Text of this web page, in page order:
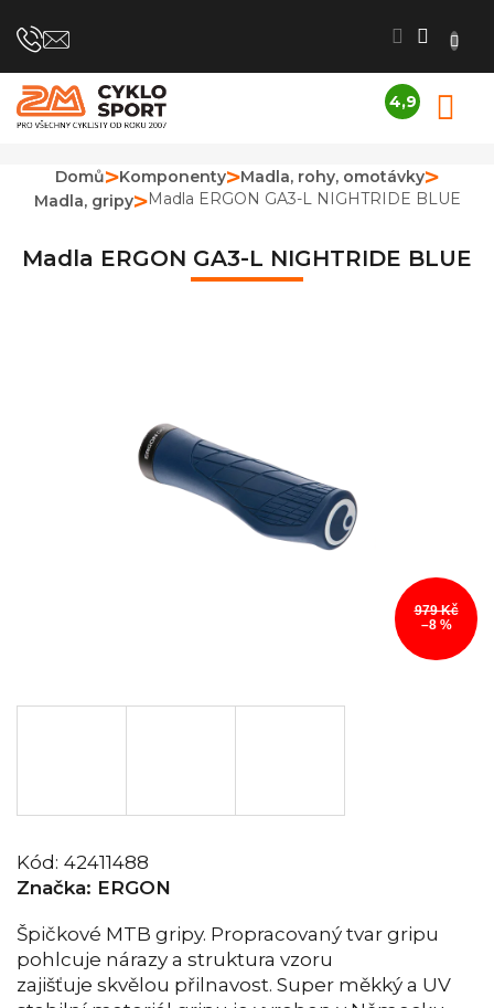
na
4,9
obchodu
je
4,9
hvězdiček.
Domů Komponenty
Madla, rohy, omotávky
Madla, gripy
Madla ERGON GA3-L NIGHTRIDE BLUE
Madla ERGON GA3-L NIGHTRIDE BLUE
979 Kč
–8 %
Kód: 42411488
Značka: ERGON
Špičkové MTB gripy. Propracovaný tvar gripu
pohlcuje nárazy a struktura vzoru
zajišťuje skvělou přilnavost. Super měkký a UV